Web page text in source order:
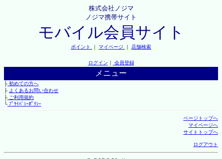
株式会社ノジマ
ノジマ携帯サイト
モバイル会員サイト
ポイント ｜ マイページ ｜ 店舗検索
ログイン ｜ 会員登録
メニュー
├初めての方へ
├ よくあるお問い合わせ
├ご利用規約
└ﾌﾟﾗｲﾊﾞｼｰﾎﾟﾘｼｰ
ページトップへ
マイページへ
サイトトップへ
ログアウト